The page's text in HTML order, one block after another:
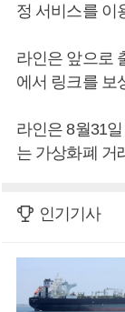
정 서비스를 이
라인은 앞으로
에서 링크를 보
라인은 8월31
는 가상화폐 거
인기기사